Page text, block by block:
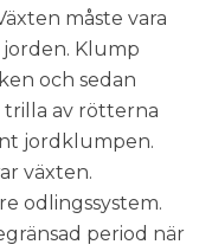
måste vara
jorden. Klump
och sedan
trilla av rötterna
jordklumpen.
växten.
odlingssystem.
period när